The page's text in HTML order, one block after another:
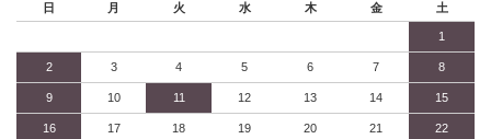
日 月 火 水 木 金 土
1
2 3 4 5 6 7 8
9 10 11 12 13 14 15
16 17 18 19 20 21 22